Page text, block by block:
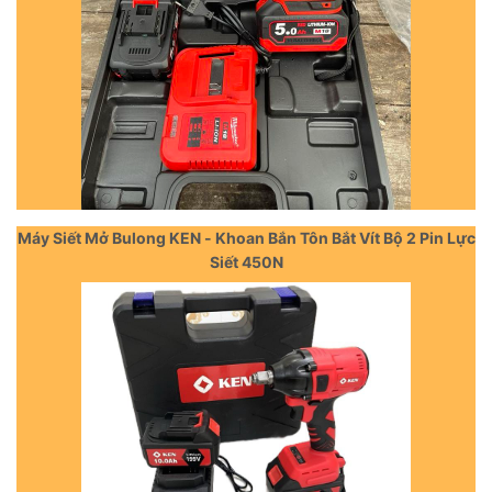
Máy Siết Mở Bulong KEN - Khoan Bắn Tôn Bắt Vít Bộ 2 Pin Lực
Siết 450N